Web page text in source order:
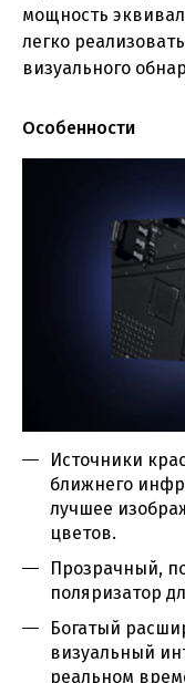
мощность
легко
визуального
Особенности
Источники
ближнего
лучшее
цветов.
Прозрачный,
поляризатор
Богатый
визуальный
реальном